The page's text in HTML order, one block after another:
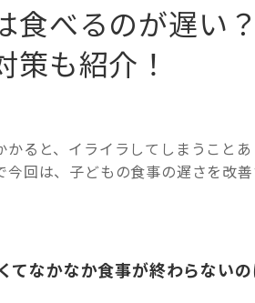
食べるのが遅い
策も紹介！
かると、イライラしてしまうこと
回は、子どもの食事の遅さを改
てなかなか食事が終わらないの